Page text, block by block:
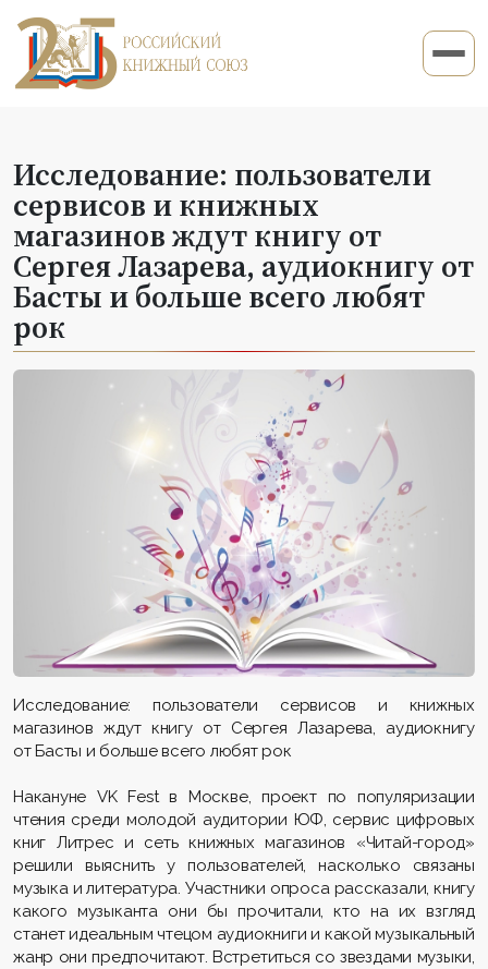
Исследование: пользователи
сервисов и книжных
магазинов ждут книгу от
Сергея Лазарева, аудиокнигу от
Басты и больше всего любят
рок
Исследование: пользователи сервисов и книжных
магазинов ждут книгу от Сергея Лазарева, аудиокнигу
от Басты и больше всего любят рок
Накануне VK Fest в Москве, проект по популяризации
чтения среди молодой аудитории ЮФ, сервис цифровых
книг Литрес и сеть книжных магазинов «Читай-город»
решили выяснить у пользователей, насколько связаны
музыка и литература. Участники опроса рассказали, книгу
какого музыканта они бы прочитали, кто на их взгляд
станет идеальным чтецом аудиокниги и какой музыкальный
жанр они предпочитают. Встретиться со звездами музыки,